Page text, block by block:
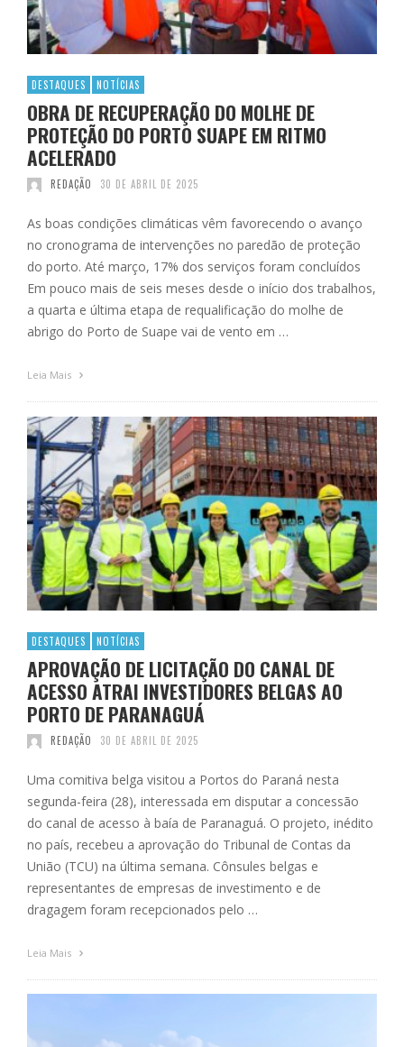
DESTAQUES NOTÍCIAS
OBRA DE RECUPERAÇÃO DO MOLHE DE
PROTEÇÃO DO PORTO SUAPE EM RITMO
ACELERADO
REDAÇÃO 30 DE ABRIL DE 2025
As boas condições climáticas vêm favorecendo o avanço
no cronograma de intervenções no paredão de proteção
do porto. Até março, 17% dos serviços foram concluídos
Em pouco mais de seis meses desde o início dos trabalhos,
a quarta e última etapa de requalificação do molhe de
abrigo do Porto de Suape vai de vento em …
Leia Mais
DESTAQUES NOTÍCIAS
APROVAÇÃO DE LICITAÇÃO DO CANAL DE
ACESSO ATRAI INVESTIDORES BELGAS AO
PORTO DE PARANAGUÁ
REDAÇÃO 30 DE ABRIL DE 2025
Uma comitiva belga visitou a Portos do Paraná nesta
segunda-feira (28), interessada em disputar a concessão
do canal de acesso à baía de Paranaguá. O projeto, inédito
no país, recebeu a aprovação do Tribunal de Contas da
União (TCU) na última semana. Cônsules belgas e
representantes de empresas de investimento e de
dragagem foram recepcionados pelo …
Leia Mais